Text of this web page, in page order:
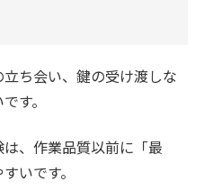
ち会い、鍵の受け渡しな
す。
、作業品質以前に「最
いです。